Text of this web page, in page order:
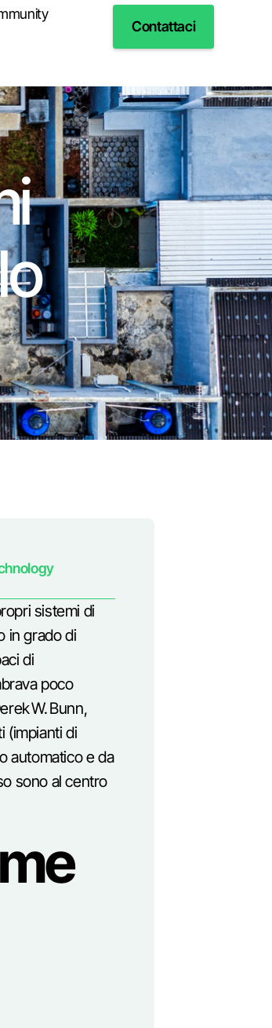
Contattaci
sistemi di
in grado di
di
poco
W. Bunn,
(impianti di
automatico e da
sono al centro